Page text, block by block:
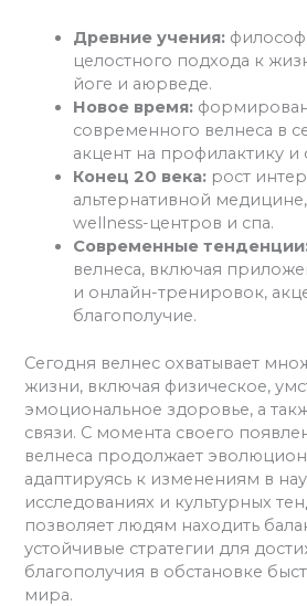
Древние учения:
целостного подхода к
йоге и аюрведе.
Новое время:
современного велнеса в
акцент на профилактику
Конец 20 века: рост
альтернативной
wellness-центров и спа.
Современные
велнеса, включая
и онлайн-тренировок,
благополучие.
Сегодня велнес охватывает
жизни, включая физическое,
эмоциональное здоровье, а
связи. С момента своего
велнеса продолжает
адаптируясь к изменениям в
исследованиях и культурных
позволяет людям находить
устойчивые стратегии для
благополучия в обстановке
мира.